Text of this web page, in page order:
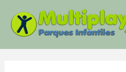
contenido